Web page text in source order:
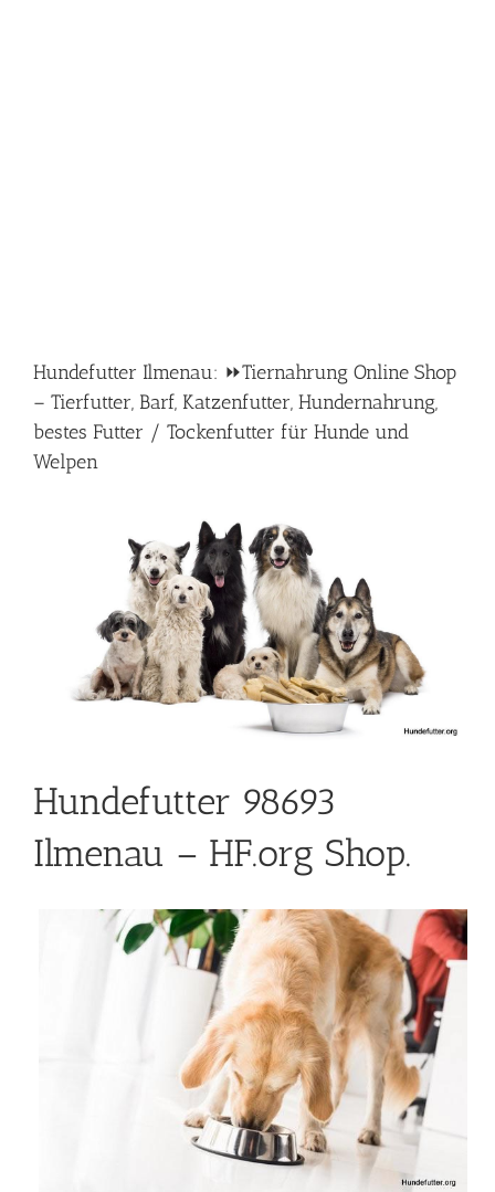
Hundefutter Ilmenau: ⏩Tiernahrung Online Shop
– Tierfutter, Barf, Katzenfutter, Hundernahrung,
bestes Futter / Tockenfutter für Hunde und
Welpen
Hundefutter 98693
Ilmenau – HF.org Shop.